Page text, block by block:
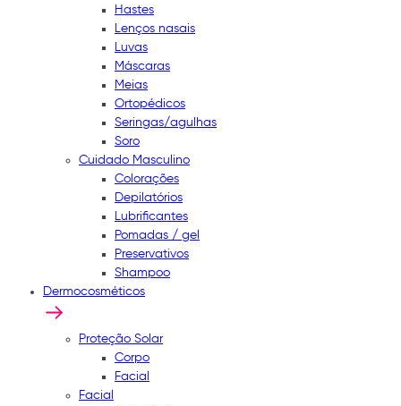
Hastes
Lenços nasais
Luvas
Máscaras
Meias
Ortopédicos
Seringas/agulhas
Soro
Cuidado Masculino
Colorações
Depilatórios
Lubrificantes
Pomadas / gel
Preservativos
Shampoo
Dermocosméticos
Proteção Solar
Corpo
Facial
Facial